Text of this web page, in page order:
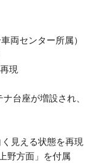
両センター所属）
現
台座が増設され、
見える状態を再現
野方面」を付属